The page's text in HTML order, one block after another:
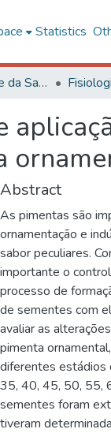
Statistics
Ciências Biológicas e da Saúde
Abstract
As pimentas são
ornamentação e
sabor peculiares.
importante o
processo de
de sementes com
avaliar as
pimenta
diferentes estádios
35, 40, 45, 50, 55,
sementes foram
tiveram